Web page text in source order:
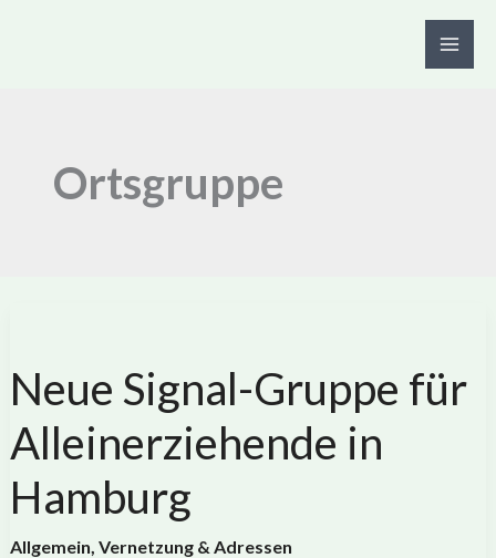
Ortsgruppe
Neue Signal-Gruppe für
Alleinerziehende in
Hamburg
Allgemein, Vernetzung & Adressen